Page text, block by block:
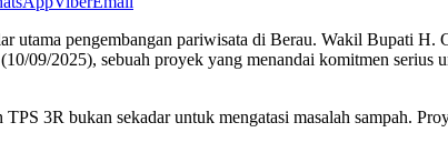
utama pengembangan pariwisata di Berau. Wakil Bupati H.
09/2025), sebuah proyek yang menandai komitmen
3R bukan sekadar untuk mengatasi masalah sampah.